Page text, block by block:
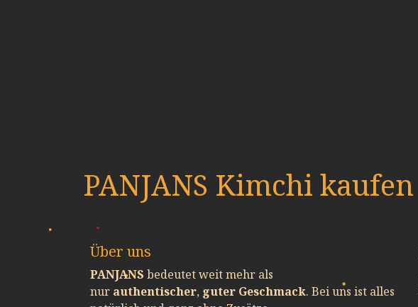
PANJANS Kimchi kaufen
Über uns
PANJANS bedeutet weit mehr als
nur authentischer, guter Geschmack. Bei uns ist alles